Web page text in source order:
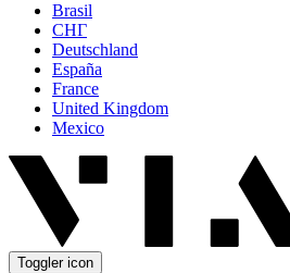
Brasil
СНГ
Deutschland
España
France
United Kingdom
Mexico
Toggler icon